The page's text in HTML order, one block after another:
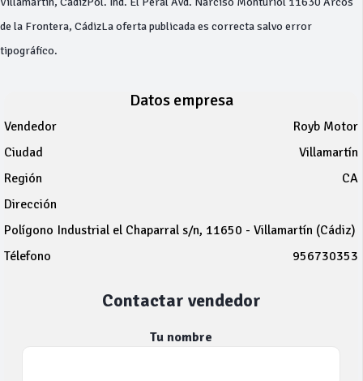
de la Frontera, CádizLa oferta publicada es correcta salvo error
tipográfico.
Datos empresa
Vendedor
Royb Motor
Ciudad
Villamartín
Región
CA
Dirección
Polígono Industrial el Chaparral s/n, 11650 - Villamartín (Cádiz)
Télefono
956730353
Contactar vendedor
Tu nombre